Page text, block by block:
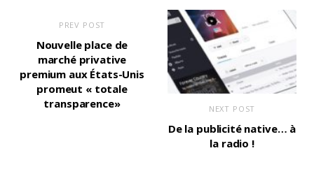
PREV POST
Nouvelle place de
marché privative
premium aux États-Unis
promeut « totale
transparence»
NEXT POST
De la publicité native… à
la radio !